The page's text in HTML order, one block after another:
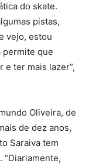
do skate.
pistas,
vejo, estou
permite que
e ter mais lazer”,
Oliveira, de
de dez anos,
Saraiva tem
“Diariamente,